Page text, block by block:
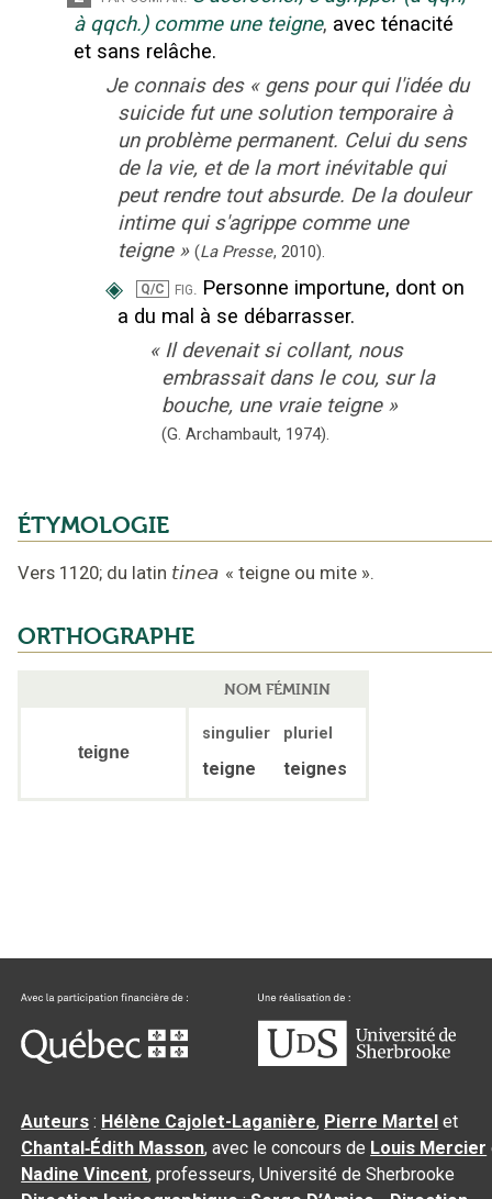
à qqch.) comme une teigne, avec ténacité
et sans relâche.
Je connais des « gens pour qui l'idée du
suicide fut une solution temporaire à
un problème permanent. Celui du sens
de la vie, et de la mort inévitable qui
peut rendre tout absurde. De la douleur
intime qui s'agrippe comme une
teigne » (La Presse, 2010).
◈ Q/C fig. Personne importune, dont on
a du mal à se débarrasser.
« Il devenait si collant, nous
embrassait dans le cou, sur la
bouche, une vraie teigne »
(G. Archambault, 1974).
ÉTYMOLOGIE
Vers 1120; du latin tinea « teigne ou mite ».
ORTHOGRAPHE
NOM FÉMININ
teigne
singulier pluriel
teigne teignes
Auteurs : Hélène Cajolet-Laganière, Pierre Martel et
Chantal‑Édith Masson, avec le concours de Louis Mercier
Nadine Vincent, professeurs, Université de Sherbrooke